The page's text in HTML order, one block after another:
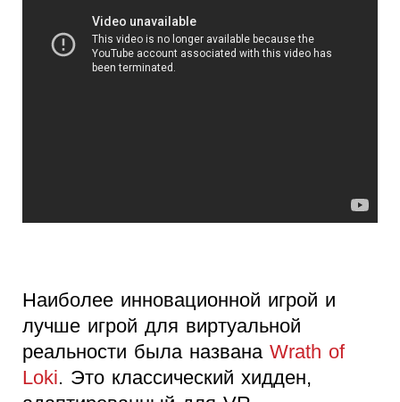
Наиболее инновационной игрой и
лучше игрой для виртуальной
реальности была названа Wrath of
Loki. Это классический хидден,